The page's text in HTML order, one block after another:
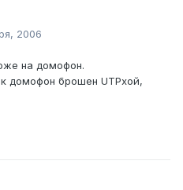
2006
на домофон.
домофон брошен UTPхой,